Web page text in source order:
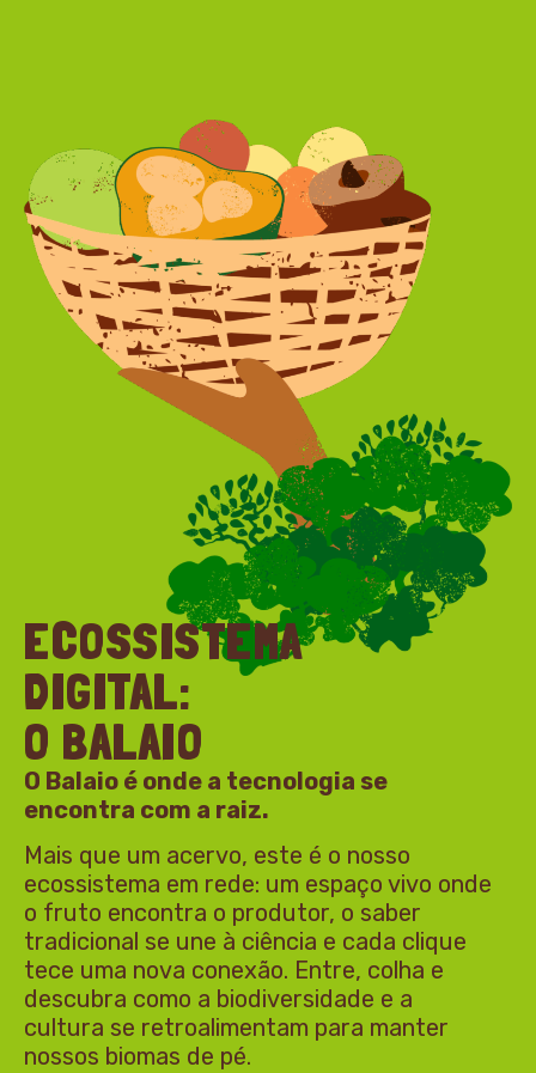
ECOSSISTEMA
DIGITAL:
O BALAIO
O Balaio é onde a tecnologia se
encontra com a raiz.
Mais que um acervo, este é o nosso
ecossistema em rede: um espaço vivo onde
o fruto encontra o produtor, o saber
tradicional se une à ciência e cada clique
tece uma nova conexão. Entre, colha e
descubra como a biodiversidade e a
cultura se retroalimentam para manter
nossos biomas de pé.